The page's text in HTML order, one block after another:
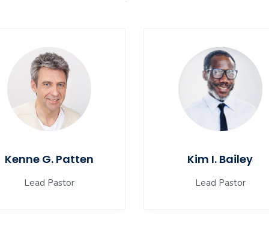
Kenne G. Patten
Lead Pastor
Kim I. Bailey
Lead Pastor